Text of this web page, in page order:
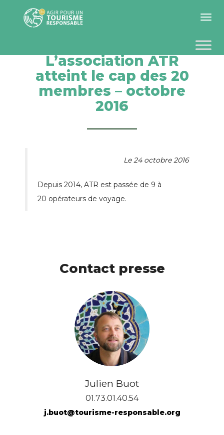
Toggle
L’association ATR
atteint le cap des 20
membres – octobre
2016
Le 24 octobre 2016
Depuis 2014, ATR est passée de 9 à
20 opérateurs de voyage.
Contact presse
Julien Buot
01.73.01.40.54
j.buot@tourisme-responsable.org